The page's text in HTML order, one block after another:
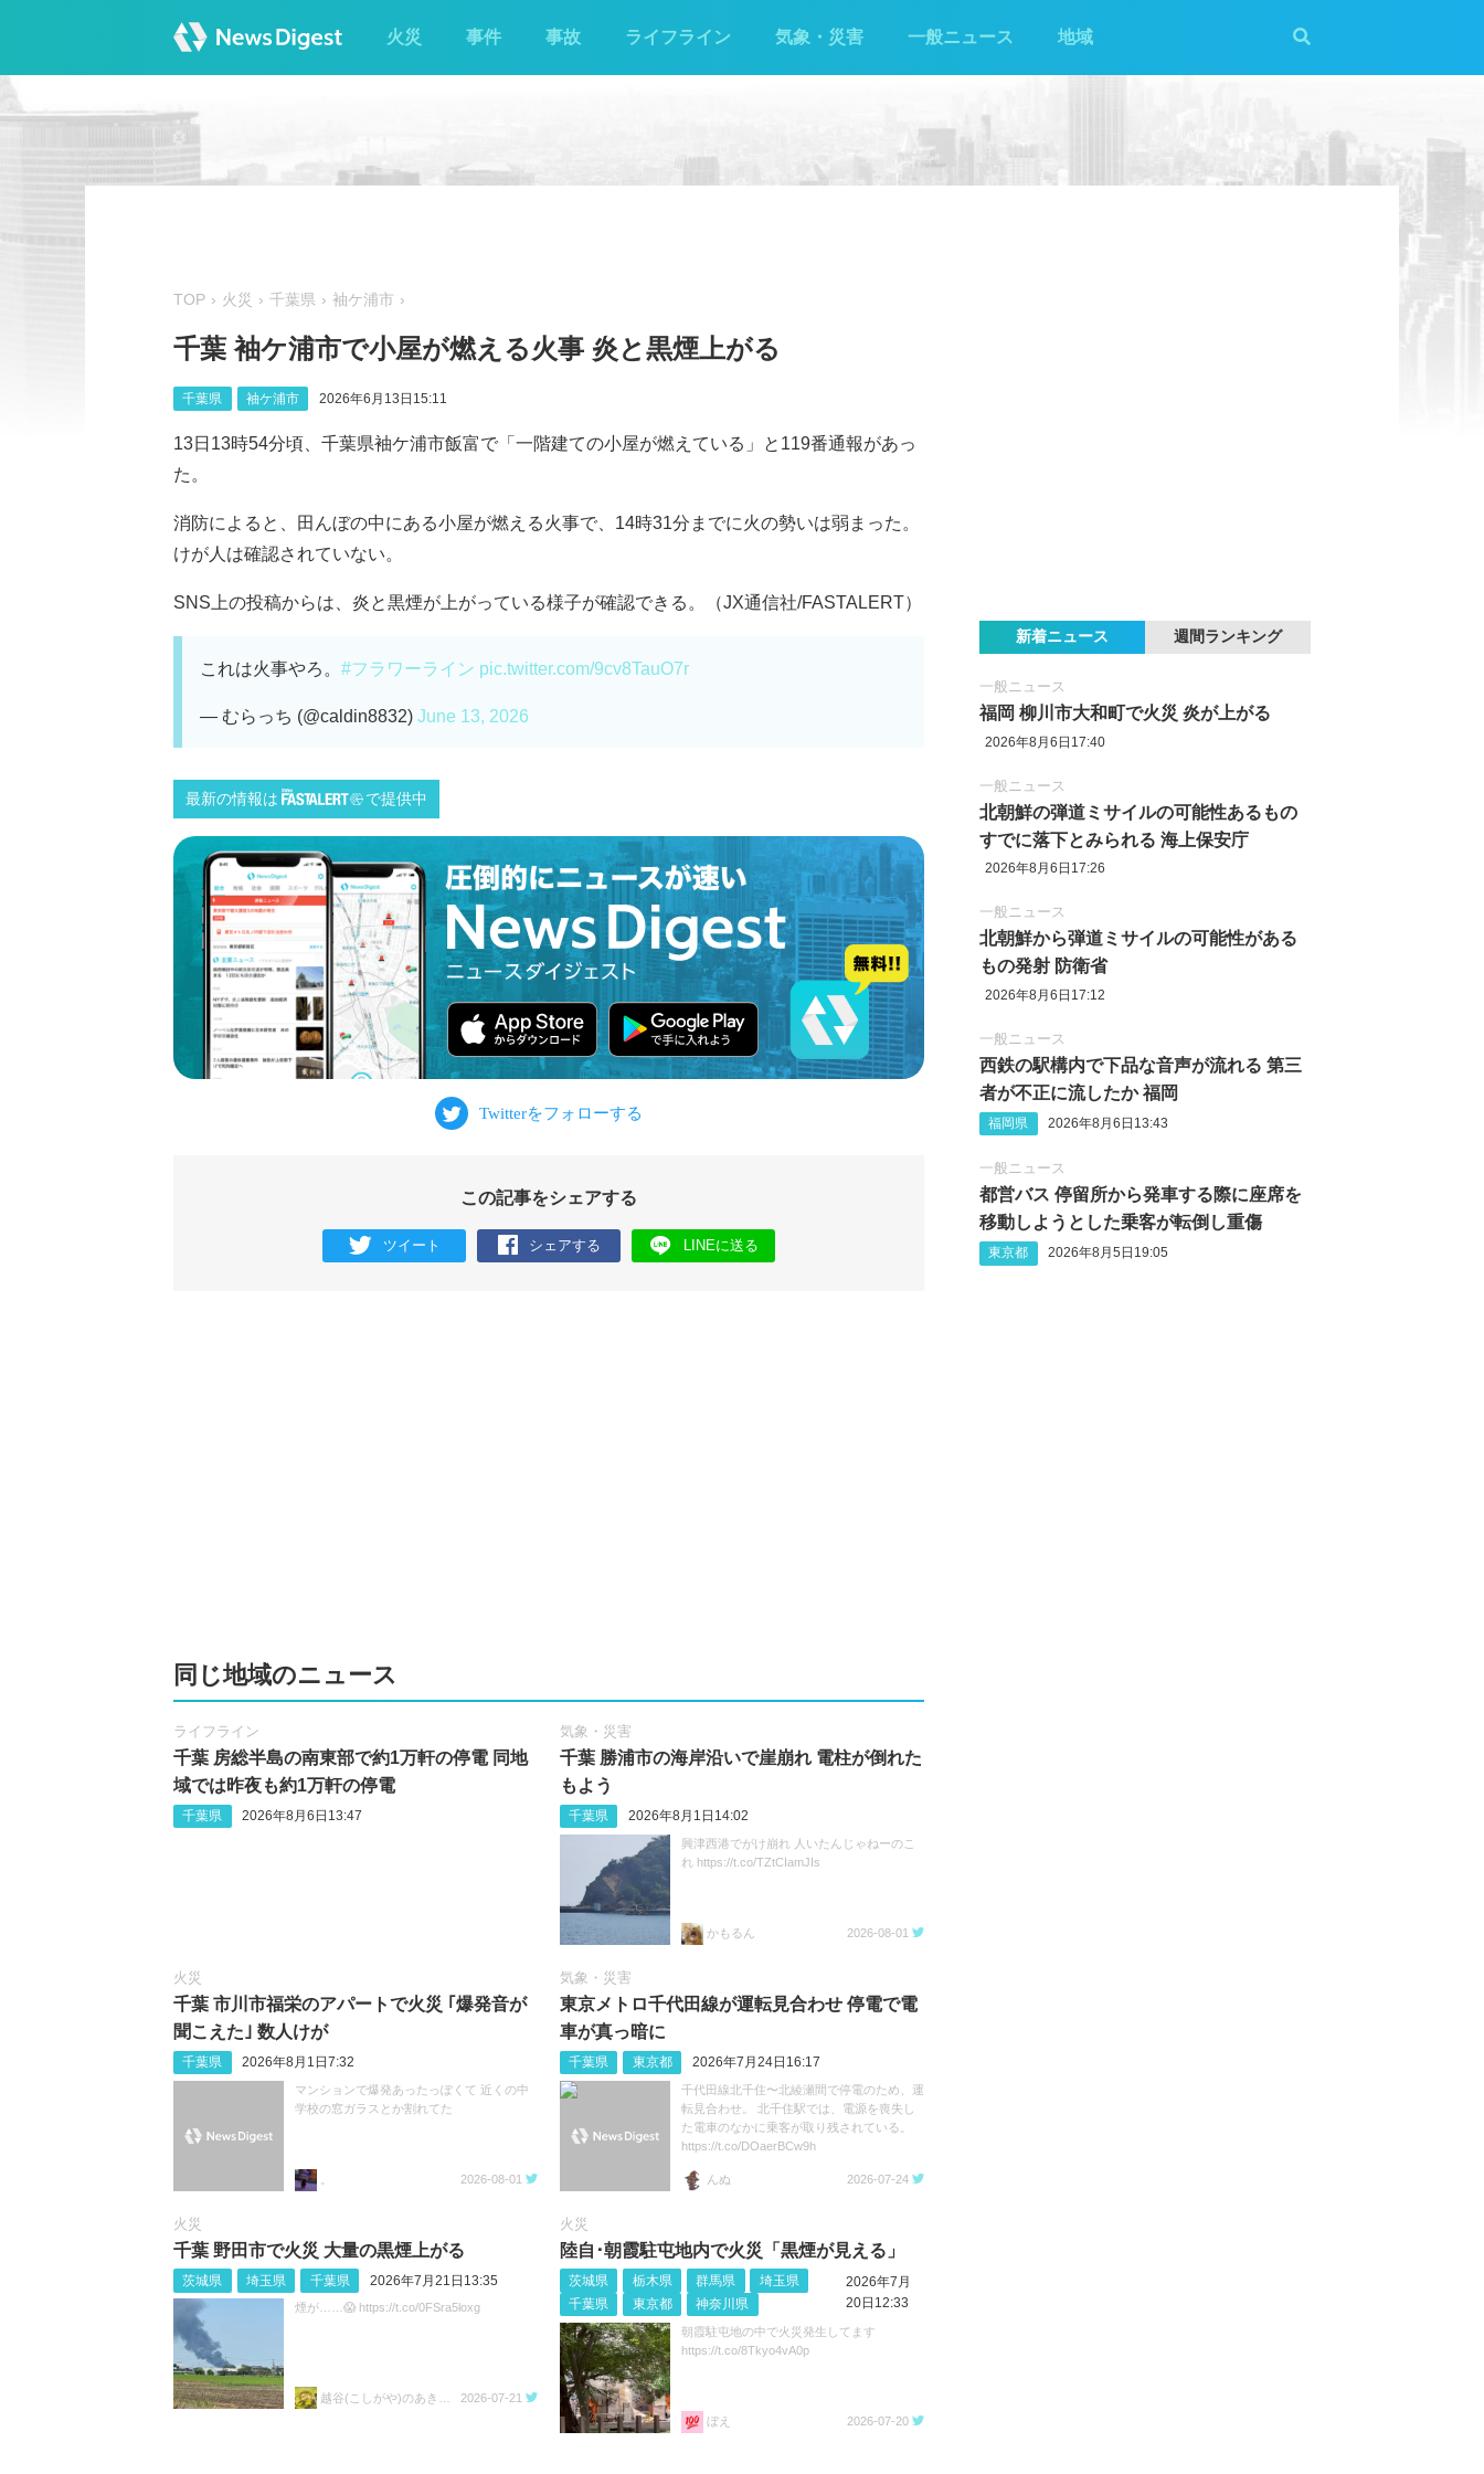
火災 事件 事故 ライフライン 気象・災害 一般ニュース 地域
TOP 火災 千葉県 袖ケ浦市
千葉 袖ケ浦市で小屋が燃える火事 炎と黒煙上がる
千葉県 袖ケ浦市 2026年6月13日15:11
13日13時54分頃、千葉県袖ケ浦市飯富で「一階建ての小屋が燃えている」と119番通報があっ
た。
消防によると、田んぼの中にある小屋が燃える火事で、14時31分までに火の勢いは弱まった。
けが人は確認されていない。
SNS上の投稿からは、炎と黒煙が上がっている様子が確認できる。（JX通信社/FASTALERT）
これは火事やろ。 #フラワーライン pic.twitter.com/9cv8TauO7r
— むらっち (@caldin8832) June 13, 2026
最新の情報は で提供中
この記事をシェアする
ツイート シェアする LINEに送る
同じ地域のニュース
ライフライン
千葉 房総半島の南東部で約1万軒の停電 同地
域では昨夜も約1万軒の停電
千葉県 2026年8月6日13:47
気象・災害
千葉 勝浦市の海岸沿いで崖崩れ 電柱が倒れた
もよう
千葉県 2026年8月1日14:02
興津西港でがけ崩れ 人いたんじゃねーのこ
れ https://t.co/TZtCIamJIs
かもるん 2026-08-01
火災
千葉 市川市福栄のアパートで火災 ｢爆発音が
聞こえた｣ 数人けが
千葉県 2026年8月1日7:32
マンションで爆発あったっぽくて 近くの中
学校の窓ガラスとか割れてた
2026-08-01
気象・災害
東京メトロ千代田線が運転見合わせ 停電で電
車が真っ暗に
千葉県 東京都 2026年7月24日16:17
千代田線北千住〜北綾瀬間で停電のため、運
転見合わせ。 北千住駅では、電源を喪失し
た電車のなかに乗客が取り残されている。
https://t.co/DOaerBCw9h
んぬ 2026-07-24
火災
千葉 野田市で火災 大量の黒煙上がる
茨城県 埼玉県 千葉県 2026年7月21日13:35
煙が……😱 https://t.co/0FSra5loxg
2026-07-21
火災
陸自･朝霞駐屯地内で火災「黒煙が見える」
茨城県 栃木県 群馬県
埼玉県
千葉県
東京都 神奈川県
2026年7月
20日12:33
朝霞駐屯地の中で火災発生してます
https://t.co/8Tkyo4vA0p
ぼえ 2026-07-20
新着ニュース 週間ランキング
一般ニュース
福岡 柳川市大和町で火災 炎が上がる
2026年8月6日17:40
一般ニュース
北朝鮮の弾道ミサイルの可能性あるもの
すでに落下とみられる 海上保安庁
2026年8月6日17:26
一般ニュース
北朝鮮から弾道ミサイルの可能性がある
もの発射 防衛省
2026年8月6日17:12
一般ニュース
西鉄の駅構内で下品な音声が流れる 第三
者が不正に流したか 福岡
福岡県 2026年8月6日13:43
一般ニュース
都営バス 停留所から発車する際に座席を
移動しようとした乗客が転倒し重傷
東京都 2026年8月5日19:05